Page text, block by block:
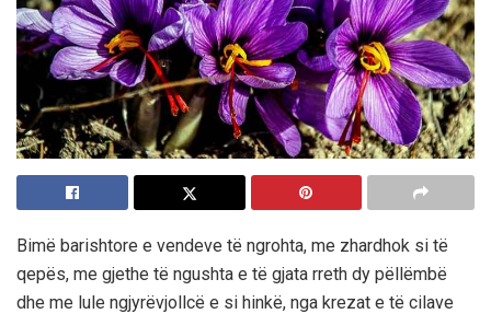
Bimë barishtore e vendeve të ngrohta, me zhardhok si të
qepës, me gjethe të ngushta e të gjata rreth dy pëllëmbë
dhe me lule ngjyrëvjollcë e si hinkë, nga krezat e të cilave